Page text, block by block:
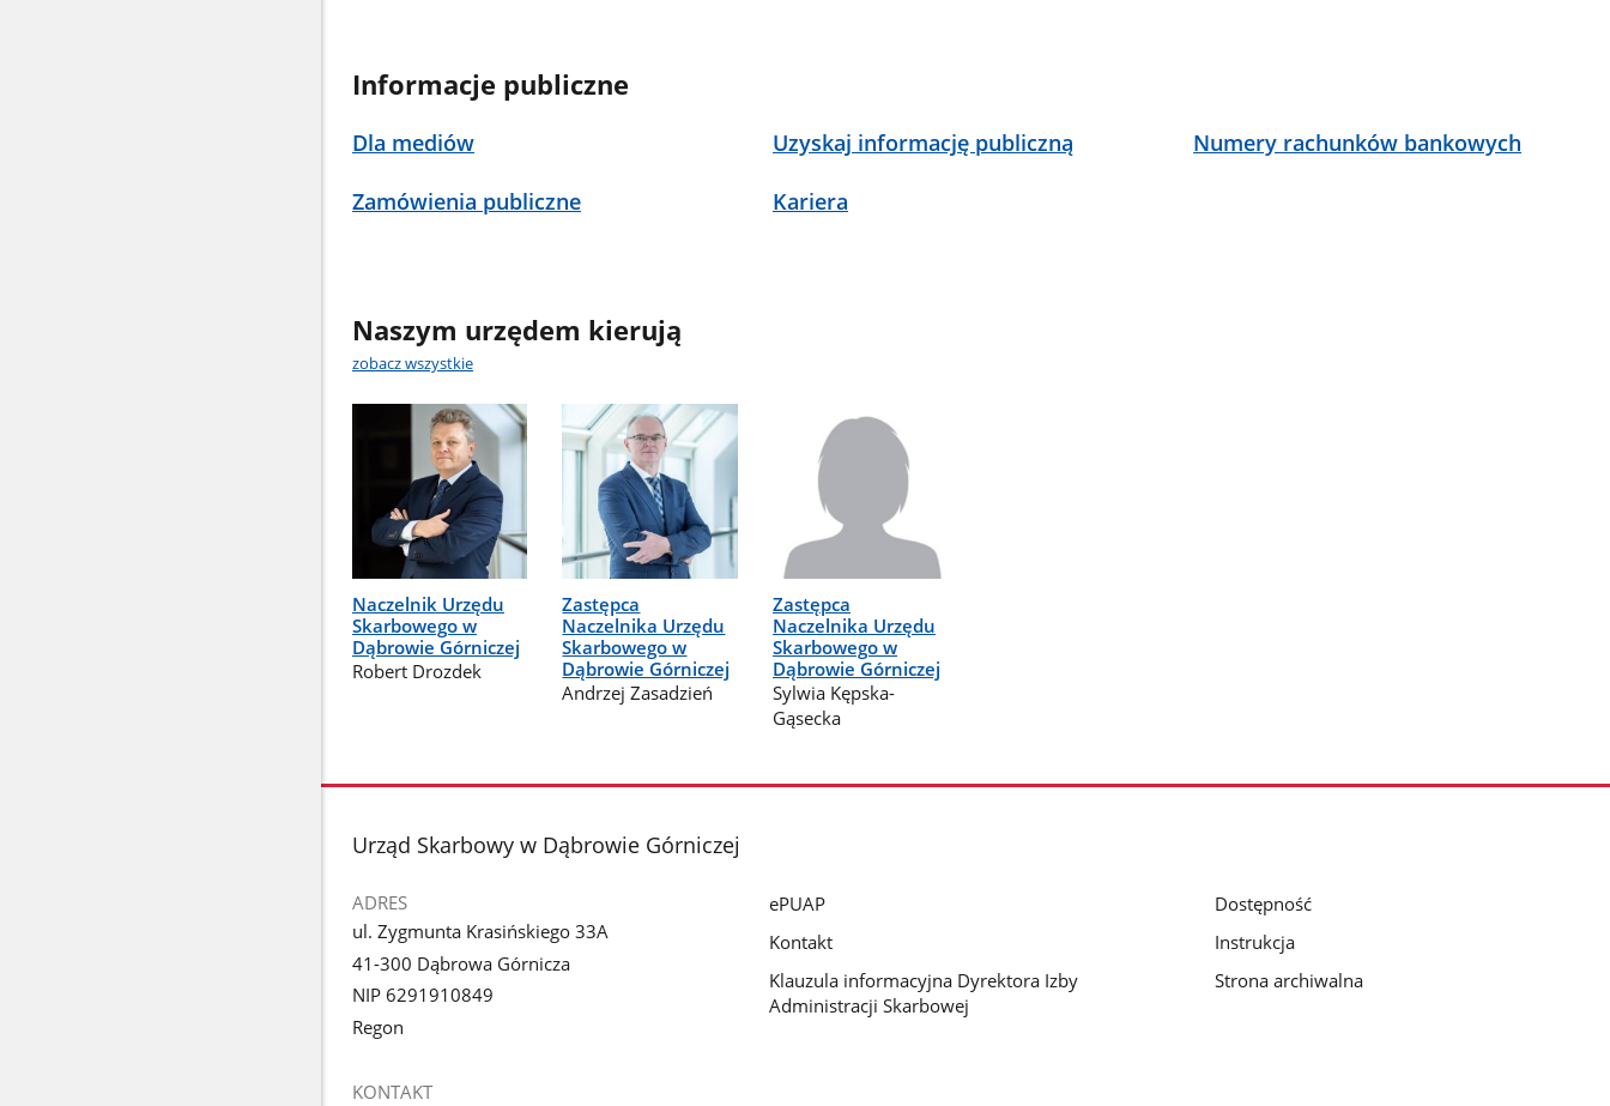
Informacje publiczne
Dla mediów Uzyskaj informację publiczną Numery rachunków bankowych
Zamówienia publiczne Kariera
Naszym urzędem kierują
zobacz wszystkie
Naczelnik Urzędu
Skarbowego w
Dąbrowie Górniczej
Robert Drozdek
Zastępca
Naczelnika Urzędu
Skarbowego w
Dąbrowie Górniczej
Andrzej Zasadzień
Zastępca
Naczelnika Urzędu
Skarbowego w
Dąbrowie Górniczej
Sylwia Kępska-
Gąsecka
stopka
Urząd Skarbowy w Dąbrowie Górniczej
ADRES
ul. Zygmunta Krasińskiego 33A
41-300 Dąbrowa Górnicza
NIP 6291910849
Regon
KONTAKT
ePUAP
Kontakt
Klauzula informacyjna Dyrektora Izby
Administracji Skarbowej
Dostępność
Instrukcja
Strona archiwalna